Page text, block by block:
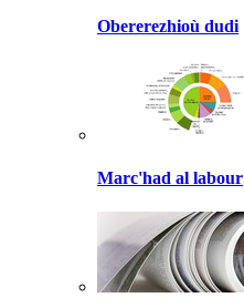
Obererezhioù dudi
Marc'had al labour